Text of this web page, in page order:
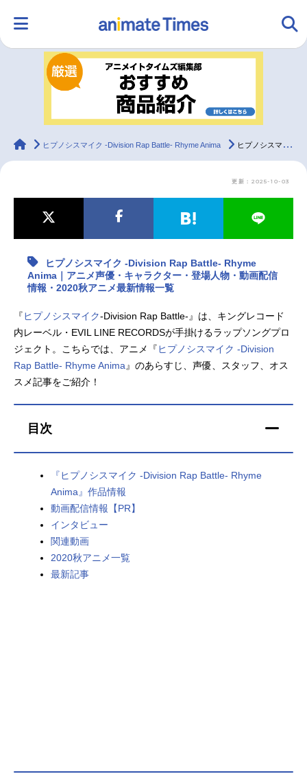
ランキング アニメ
ラジオ
最新記事一覧
アニメ映画一覧 実写化映画一覧
今期アニメ曜日別一覧
FOLLOW US
animateTimes
ヒプノシスマイク -Division Rap Battle- Rhyme Anima ヒプノシスマイク -Division Rap Battle- Rhyme Anima｜アニメ声優・キャラクター・登場人物・動画配信情報・2020秋アニメ最新情報一覧
更新：2025-10-03
ヒプノシスマイク -Division Rap Battle- Rhyme
Anima｜アニメ声優・キャラクター・登場人物・動画配信
情報・2020秋アニメ最新情報一覧
『ヒプノシスマイク-Division Rap Battle-』は、キングレコード
内レーベル・EVIL LINE RECORDSが手掛けるラップソングプロ
ジェクト。こちらでは、アニメ『ヒプノシスマイク -Division
Rap Battle- Rhyme Anima 』のあらすじ、声優、スタッフ、オス
スメ記事をご紹介！
目次
『ヒプノシスマイク -Division Rap Battle- Rhyme
Anima』作品情報
動画配信情報【PR】
インタビュー
関連動画
2020秋アニメ一覧
最新記事